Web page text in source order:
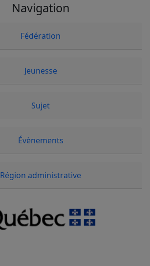
Navigation
Fédération
Jeunesse
Sujet
Évènements
Région administrative